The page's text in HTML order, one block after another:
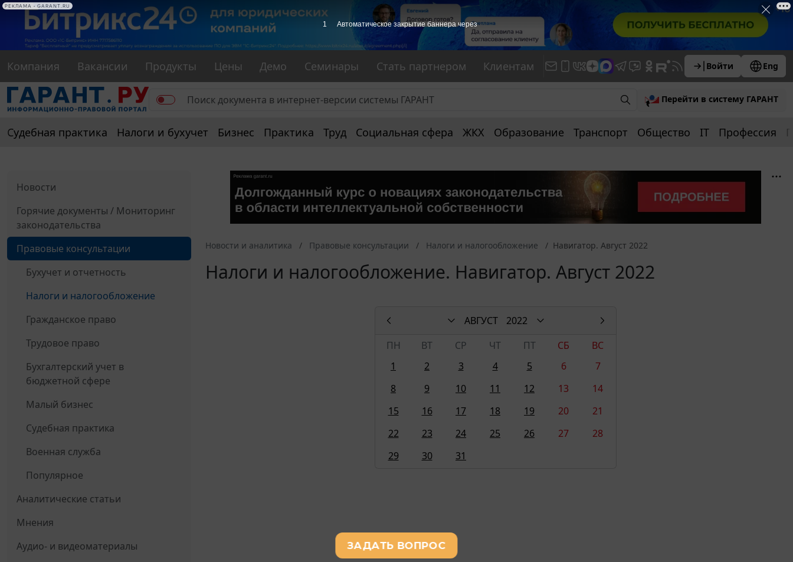
РЕКЛАМА
Компания Вакансии Продукты Цены Демо Семинары Стать партнером Клиентам Войти Eng
Перейти в систему ГАРАНТ
Судебная практика Налоги и бухучет Бизнес Практика Труд Социальная сфера ЖКХ Образование Транспорт Общество IT Профессия
Новости
Горячие документы / Мониторинг
законодательства
Правовые консультации
Бухучет и отчетность
Налоги и налогообложение
Гражданское право
Трудовое право
Бухгалтерский учет в
бюджетной сфере
Малый бизнес
Судебная практика
Военная служба
Популярное
Аналитические статьи
Мнения
Аудио- и видеоматериалы
Новости и аналитика Правовые консультации Налоги и налогообложение Навигатор. Август 2022
Налоги и налогообложение. Навигатор. Август 2022
АВГУСТ
2022
ПН
ВТ СР ЧТ ПТ СБ
ВС
1
2 3 4 5 6
7
8
9 10 11 12 13
14
15
16 17 18 19 20
21
22
23 24 25 26 27
28
29
30 31
1 Автоматическое закрытие баннера через
РЕКЛАМА • GARANT.RU